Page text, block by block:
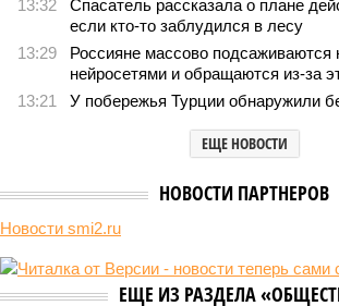
В нескольких станциях от уже сданного
леса» пайщики ЖК «Станция Л»
компании Capital Group начала
В нескольких станциях от уже сданного
реальной достройки (изображение